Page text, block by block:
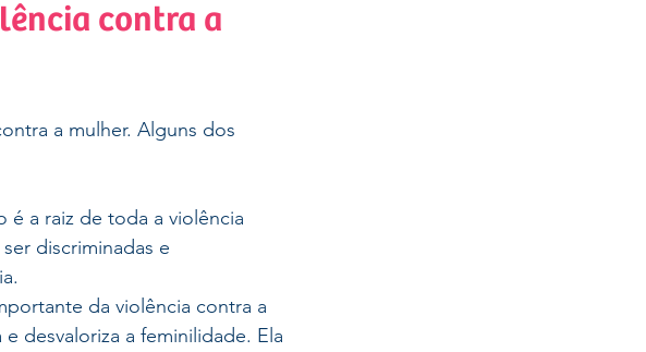
contra a
a mulher. Alguns dos
a raiz de toda a violência
discriminadas e
da violência contra a
desvaloriza a feminilidade. Ela